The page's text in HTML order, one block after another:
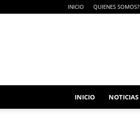
INICIO QUIENES SOMOS?
INICIO NOTICIAS